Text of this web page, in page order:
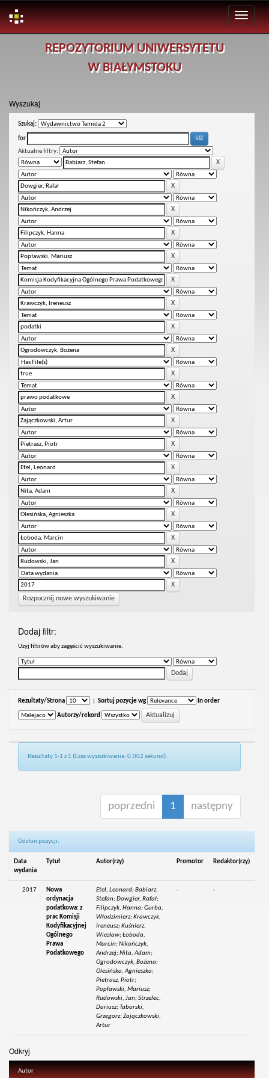
REPOZYTORIUM UNIWERSYTETU
W BIAŁYMSTOKU
Wyszukaj
Szukaj:
for
Aktualne filtry:
Rozpocznij nowe wyszukiwanie
Dodaj filtr:
Uzyj filtrów aby zagęścić wyszukiwanie.
Rezultaty/Strona Sortuj pozycje wg In order
Autorzy/rekord
Rezultaty 1-1 z 1 (Czas wyszukiwania: 0.002 sekund).
poprzedni 1 następny
Odsłon pozycji:
Data
wydania
Tytuł Autor(rzy) Promotor Redaktor(rzy)
2017
Nowa
ordynacja
podatkowa: z
prac Komisji
Kodyfikacyjnej
Ogólnego
Prawa
Podatkowego
Etel, Leonard; Babiarz,
Stefan; Dowgier, Rafał;
Filipczyk, Hanna; Gurba,
Włodzimierz; Krawczyk,
Ireneusz; Kuśnierz,
Wiesław; Łoboda,
Marcin; Nikończyk,
Andrzej; Nita, Adam;
Ogrodowczyk, Bożena;
Olesińska, Agnieszka;
Pietrasz, Piotr;
Popławski, Mariusz;
Rudowski, Jan; Strzelec,
Dariusz; Taborski,
Grzegorz; Zajączkowski,
Artur
- -
Odkryj
Autor